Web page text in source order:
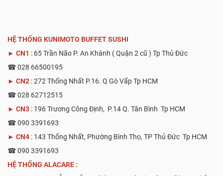
HỆ THỐNG KUNIMOTO BUFFET SUSHI
► CN1 : 65 Trần Não P. An Khánh ( Quận 2 cũ ) Tp Thủ Đức
☎ 028 66500195
► CN2 : 272 Thống Nhất P.16. Q Gò Vấp Tp HCM
☎ 028 62712515
► CN3 : 196 Trương Công Định, P.14 Q. Tân Bình Tp HCM
☎ 090 3391693
► CN4 : 143 Thống Nhất, Phường Bình Thọ, TP Thủ Đức Tp HCM
☎ 090 3391693
HỆ THỐNG ALACARE :